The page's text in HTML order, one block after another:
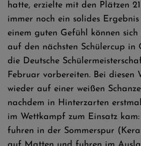
hatte, erzielte mit den Plätzen
immer noch ein solides
einem guten Gefühl können
auf den nächsten Schülercup in
die Deutsche
Februar vorbereiten. Bei diesen
wieder auf einer weißen
nachdem in Hinterzarten
im Wettkampf zum Einsatz
fuhren in der Sommerspur